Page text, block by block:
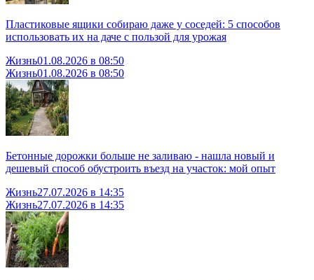
Пластиковые ящики собираю даже у соседей: 5 способов
использовать их на даче с пользой для урожая
Жизнь01.08.2026 в 08:50
Жизнь01.08.2026 в 08:50
Бетонные дорожки больше не заливаю - нашла новый и
дешевый способ обустроить въезд на участок: мой опыт
Жизнь27.07.2026 в 14:35
Жизнь27.07.2026 в 14:35